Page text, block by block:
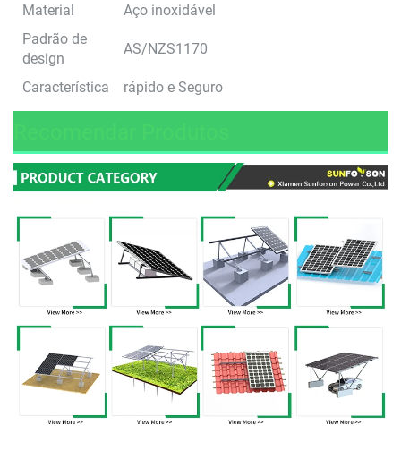
Material
Aço inoxidável
Padrão de
design
AS/NZS1170
Característica rápido e Seguro